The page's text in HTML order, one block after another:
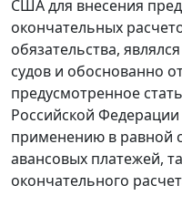
США для внесения
окончательных
обязательства,
судов и обоснованно
предусмотренное
Российской
применению в равной
авансовых платежей,
окончательного